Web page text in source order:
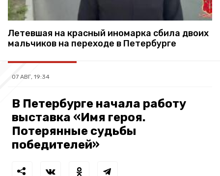
Летевшая на красный иномарка сбила двоих
мальчиков на переходе в Петербурге
07 АВГ, 19:34
В Петербурге начала работу
выставка «Имя героя.
Потерянные судьбы
победителей»